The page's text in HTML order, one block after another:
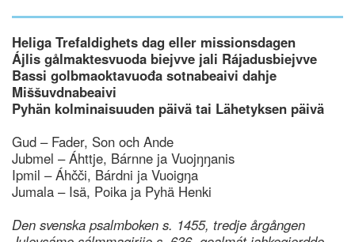
Heliga Trefaldighets dag eller missionsdagen
Ájlis gålmaktesvuoda biejvve jali Rájadusbiejvve
Bassi golbmaoktavuođa sotnabeaivi dahje
Miššuvdnabeaivi
Pyhän kolminaisuuden päivä tai Lähetyksen päivä
Gud – Fader, Son och Ande
Jubmel – Áhttje, Bárnne ja Vuojŋŋanis
Ipmil – Áhčči, Bárdni ja Vuoigŋa
Jumala – Isä, Poika ja Pyhä Henki
Den svenska psalmboken s. 1455, tredje årgången